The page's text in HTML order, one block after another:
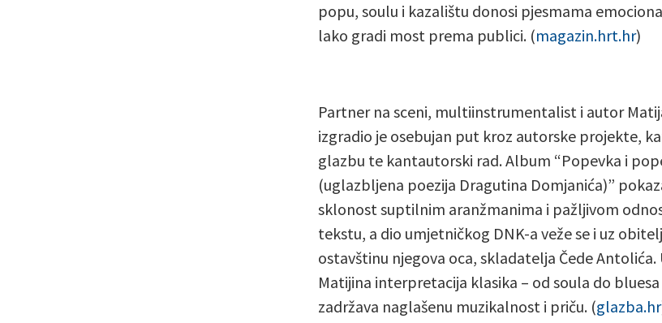
popu, soulu i kazalištu donosi pjesmama
lako gradi most prema publici. (magazin.hrt.hr)
Partner na sceni, multiinstrumentalist i autor
izgradio je osebujan put kroz autorske projekte,
glazbu te kantautorski rad. Album “Popevka i
(uglazbljena poezija Dragutina Domjanića)”
sklonost suptilnim aranžmanima i pažljivom
tekstu, a dio umjetničkog DNK-a veže se i uz
ostavštinu njegova oca, skladatelja Čede
Matijina interpretacija klasika – od soula do bluesa
zadržava naglašenu muzikalnost i priču. (glazba.hr